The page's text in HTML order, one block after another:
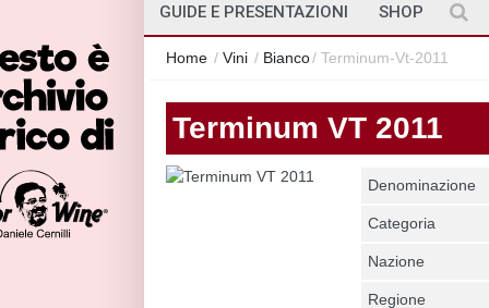
GUIDE E PRESENTAZIONI SHOP
Home / Vini / Bianco/ Terminum-Vt-2011
Terminum VT 2011
Denominazione
Categoria
Nazione
Regione